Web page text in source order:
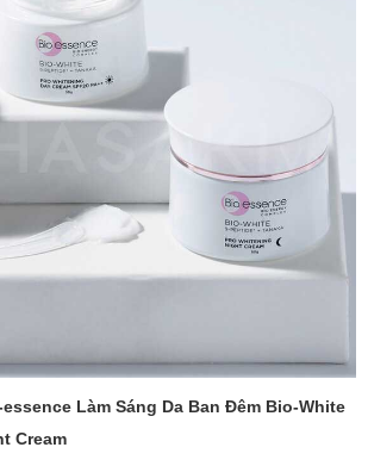
Làm Sáng Da Ban Đêm Bio-White
Cream